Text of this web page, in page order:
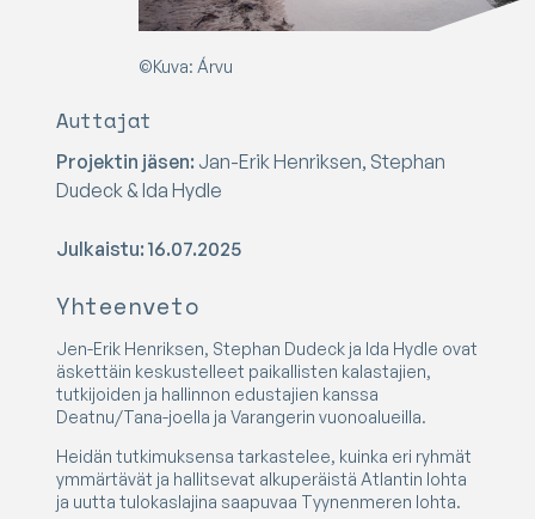
©Kuva: Árvu
Auttajat
Projektin jäsen: Jan-Erik Henriksen, Stephan
Dudeck & Ida Hydle
Julkaistu: 16.07.2025
Yhteenveto
Jen-Erik Henriksen, Stephan Dudeck ja Ida Hydle ovat
äskettäin keskustelleet paikallisten kalastajien,
tutkijoiden ja hallinnon edustajien kanssa
Deatnu/Tana-joella ja Varangerin vuonoalueilla.
Heidän tutkimuksensa tarkastelee, kuinka eri ryhmät
ymmärtävät ja hallitsevat alkuperäistä Atlantin lohta
ja uutta tulokaslajina saapuvaa Tyynenmeren lohta.